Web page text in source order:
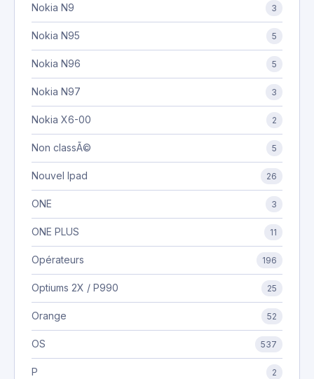
Nokia N9 3
Nokia N95 5
Nokia N96 5
Nokia N97 3
Nokia X6-00 2
Non classÃ© 5
Nouvel Ipad 26
ONE 3
ONE PLUS 11
Opérateurs 196
Optiums 2X / P990 25
Orange 52
OS 537
P 2